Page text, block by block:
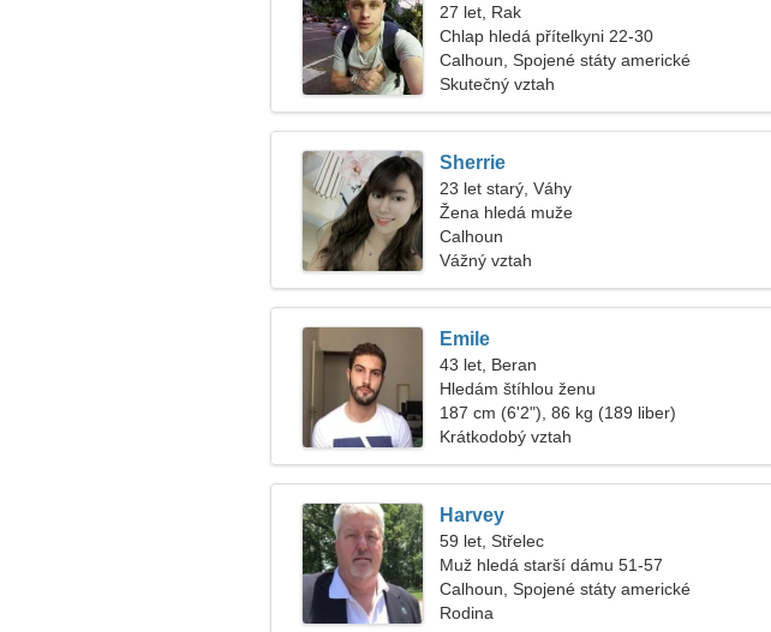
27 let, Rak
Chlap hledá přítelkyni 22-30
Calhoun, Spojené státy americké
Skutečný vztah
Sherrie
23 let starý, Váhy
Žena hledá muže
Calhoun
Vážný vztah
Emile
43 let, Beran
Hledám štíhlou ženu
187 cm (6'2"), 86 kg (189 liber)
Krátkodobý vztah
Harvey
59 let, Střelec
Muž hledá starší dámu 51-57
Calhoun, Spojené státy americké
Rodina